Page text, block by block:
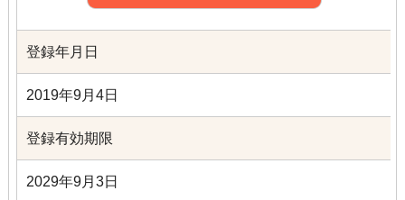
登録年月日
2019年9月4日
登録有効期限
2029年9月3日